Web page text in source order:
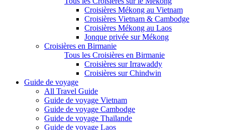
Croisières Mékong au Vietnam
Croisières Vietnam & Cambodge
Croisières Mékong au Laos
Jonque privée sur Mékong
Croisières en Birmanie
Tous les Croisières en Birmanie
Croisières sur Irrawaddy
Croisières sur Chindwin
Guide de voyage
All Travel Guide
Guide de voyage Vietnam
Guide de voyage Cambodge
Guide de voyage Thaïlande
Guide de voyage Laos